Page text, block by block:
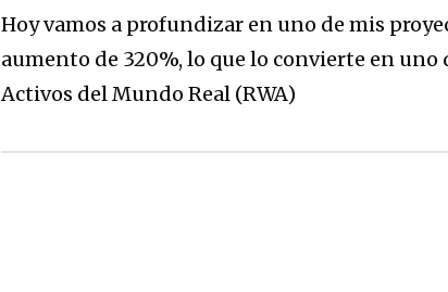
Hoy vamos a profundizar en uno de mis
aumento de 320%, lo que lo convierte en
Activos del Mundo Real (RWA)